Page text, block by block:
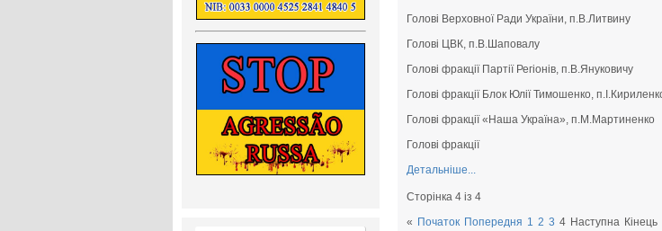
Голові Верховної Ради України, п.В.Литвину
Голові ЦВК, п.В.Шаповалу
Голові фракції Партії Регіонів, п.В.Януковичу
Голові фракції Блок Юлії Тимошенко,
Голові фракції «Наша Україна», п.М.Мартиненко
Голові фракції
Детальніше...
Сторінка 4 із 4
« Початок Попередня 1 2 3 4 Наступна Кінець